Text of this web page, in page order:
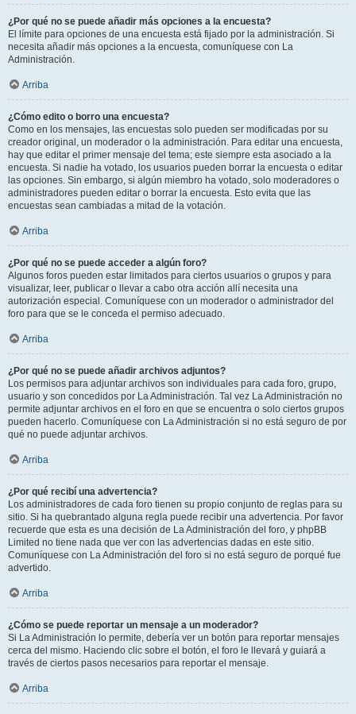
¿Por qué no se puede añadir más opciones a la encuesta?
El límite para opciones de una encuesta está fijado por la administración. Si
necesita añadir más opciones a la encuesta, comuníquese con La
Administración.
Arriba
¿Cómo edito o borro una encuesta?
Como en los mensajes, las encuestas solo pueden ser modificadas por su
creador original, un moderador o la administración. Para editar una encuesta,
hay que editar el primer mensaje del tema; este siempre esta asociado a la
encuesta. Si nadie ha votado, los usuarios pueden borrar la encuesta o editar
las opciones. Sin embargo, si algún miembro ha votado, solo moderadores o
administradores pueden editar o borrar la encuesta. Esto evita que las
encuestas sean cambiadas a mitad de la votación.
Arriba
¿Por qué no se puede acceder a algún foro?
Algunos foros pueden estar limitados para ciertos usuarios o grupos y para
visualizar, leer, publicar o llevar a cabo otra acción allí necesita una
autorización especial. Comuníquese con un moderador o administrador del
foro para que se le conceda el permiso adecuado.
Arriba
¿Por qué no se puede añadir archivos adjuntos?
Los permisos para adjuntar archivos son individuales para cada foro, grupo,
usuario y son concedidos por La Administración. Tal vez La Administración no
permite adjuntar archivos en el foro en que se encuentra o solo ciertos grupos
pueden hacerlo. Comuníquese con La Administración si no está seguro de por
qué no puede adjuntar archivos.
Arriba
¿Por qué recibí una advertencia?
Los administradores de cada foro tienen su propio conjunto de reglas para su
sitio. Si ha quebrantado alguna regla puede recibir una advertencia. Por favor
recuerde que esta es una decisión de La Administración del foro, y phpBB
Limited no tiene nada que ver con las advertencias dadas en este sitio.
Comuníquese con La Administración del foro si no está seguro de porqué fue
advertido.
Arriba
¿Cómo se puede reportar un mensaje a un moderador?
Si La Administración lo permite, debería ver un botón para reportar mensajes
cerca del mismo. Haciendo clic sobre el botón, el foro le llevará y guiará a
través de ciertos pasos necesarios para reportar el mensaje.
Arriba